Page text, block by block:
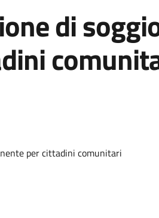
di
per cittadini comunitari